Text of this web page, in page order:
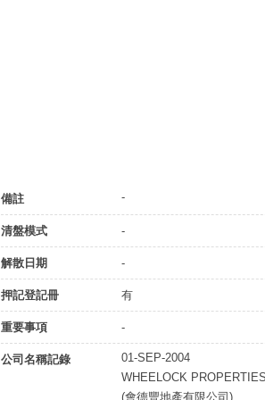
備註 -
清盤模式 -
解散日期 -
押記登記冊 有
重要事項 -
公司名稱記錄
01-SEP-2004
WHEELOCK
(會德豐地產有限公司)